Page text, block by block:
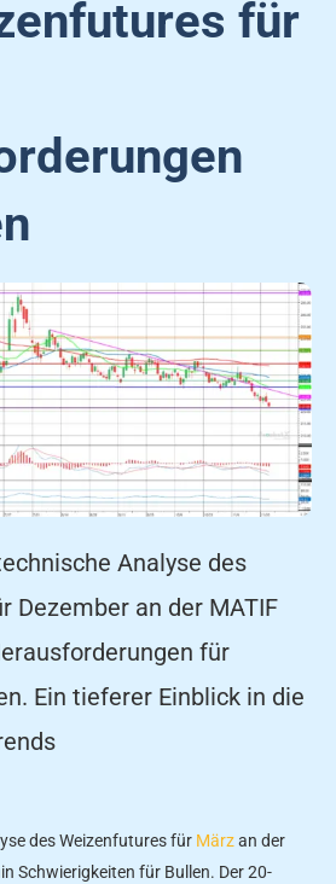
für
Analyse des
Dezember an der MATIF
für
Ein tieferer Einblick in die
des Weizenfutures für Märzan der
Schwierigkeiten für Bullen. Der 20-